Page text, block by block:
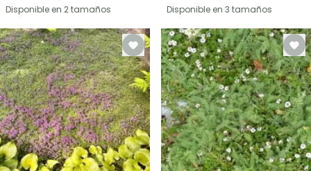
Disponible en 2 tamaños
Disponible en 3 tamaños